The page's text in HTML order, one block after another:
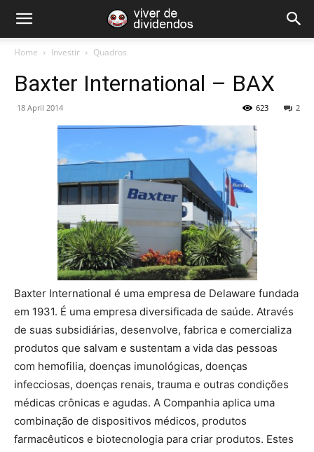
Home Investir Quadros
Baxter International – BAX
18 April 2014 2
623
Baxter International é uma empresa de Delaware fundada
em 1931. É uma empresa diversificada de saúde. Através
de suas subsidiárias, desenvolve, fabrica e comercializa
produtos que salvam e sustentam a vida das pessoas
com hemofilia, doenças imunológicas, doenças
infecciosas, doenças renais, trauma e outras condições
médicas crônicas e agudas. A Companhia aplica uma
combinação de dispositivos médicos, produtos
farmacêuticos e biotecnologia para criar produtos. Estes